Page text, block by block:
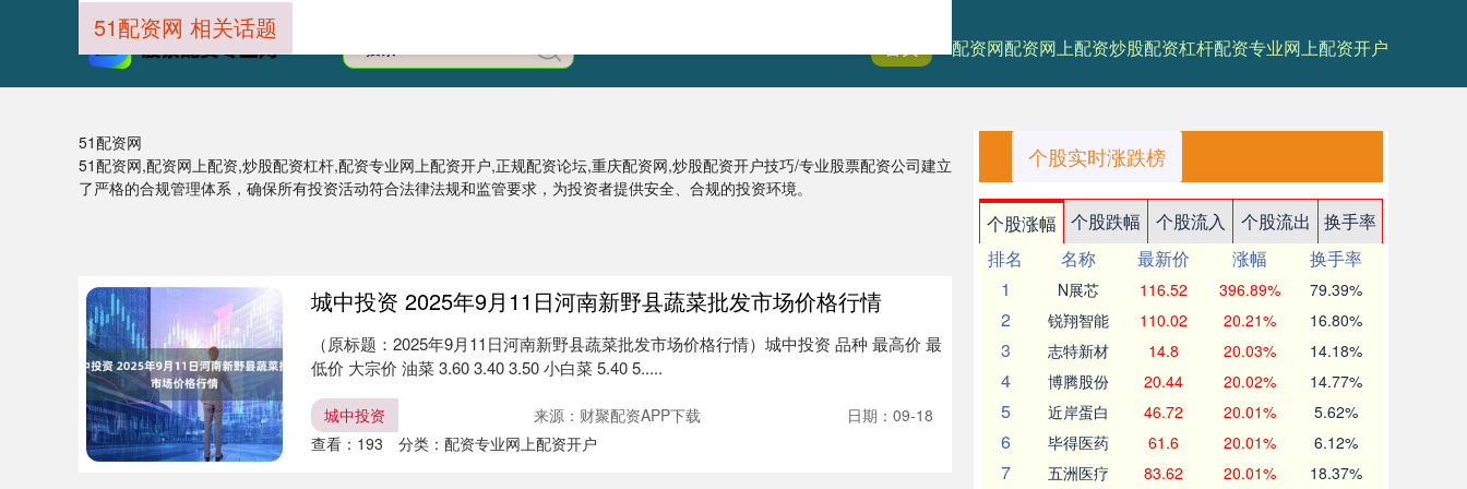
51配资网配资网上配资炒股配资杠杆配资专业网上配资开户
51配资网
51配资网,配资网上配资,炒股配资杠杆,配资专业网上配资开户,正规配资论坛,重庆配资网,炒股配资开户技巧/专业股票配资公司建立
了严格的合规管理体系，确保所有投资活动符合法律法规和监管要求，为投资者提供安全、合规的投资环境。
51配资网 相关话题
城中投资 2025年9月11日河南新野县蔬菜批发市场价格行情
（原标题：2025年9月11日河南新野县蔬菜批发市场价格行情）城中投资 品种 最高价 最
低价 大宗价 油菜 3.60 3.40 3.50 小白菜 5.40 5.....
城中投资 来源：财聚配资APP下载
日期：09-18
查看： 193 分类： 配资专业网上配资开户
个股实时涨跌榜
个股涨幅 个股跌幅 个股流入 个股流出
换手率
排名
名称 最新价 涨幅
换手率
1
N展芯 116.52 396.89% 79.39%
2 锐翔智能 110.02 20.21% 16.80%
3 志特新材 14.8 20.03% 14.18%
4 博腾股份 20.44 20.02% 14.77%
5 近岸蛋白 46.72 20.01% 5.62%
6 毕得医药 61.6 20.01% 6.12%
7 五洲医疗 83.62 20.01% 18.37%